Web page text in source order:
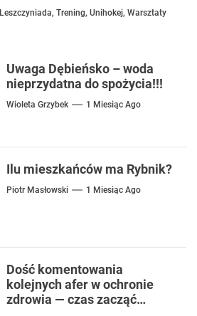
Leszczyniada, Trening, Unihokej, Warsztaty
Uwaga Dębieńsko – woda
nieprzydatna do spożycia!!!
Wioleta Grzybek 1 Miesiąc Ago
Ilu mieszkańców ma Rybnik?
Piotr Masłowski 1 Miesiąc Ago
Dość komentowania
kolejnych afer w ochronie
zdrowia — czas zacząć